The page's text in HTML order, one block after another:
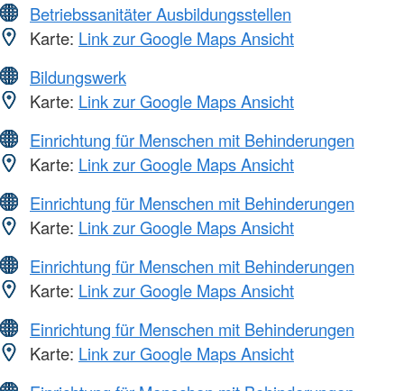
Betriebssanitäter Ausbildungsstellen
Karte: Link zur Google Maps Ansicht
Bildungswerk
Karte: Link zur Google Maps Ansicht
Einrichtung für Menschen mit Behinderungen
Karte: Link zur Google Maps Ansicht
Einrichtung für Menschen mit Behinderungen
Karte: Link zur Google Maps Ansicht
Einrichtung für Menschen mit Behinderungen
Karte: Link zur Google Maps Ansicht
Einrichtung für Menschen mit Behinderungen
Karte: Link zur Google Maps Ansicht